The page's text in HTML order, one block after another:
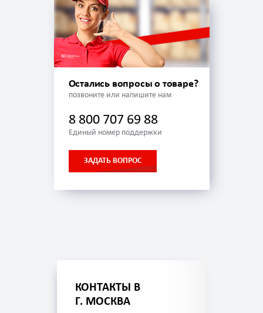
Остались вопросы о товаре?
позвоните или напишите нам
8 800 707 69 88
Единый номер поддержки
ЗАДАТЬ ВОПРОС
КОНТАКТЫ В
Г. МОСКВА